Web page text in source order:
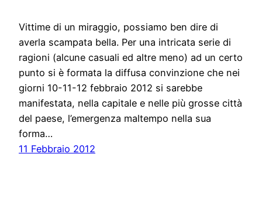
Vittime di un miraggio, possiamo ben dire di
averla scampata bella. Per una intricata serie di
ragioni (alcune casuali ed altre meno) ad un certo
punto si è formata la diffusa convinzione che nei
giorni 10-11-12 febbraio 2012 si sarebbe
manifestata, nella capitale e nelle più grosse città
del paese, l’emergenza maltempo nella sua
forma…
11 Febbraio 2012